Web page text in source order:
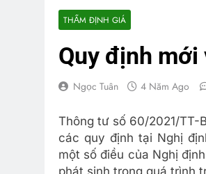
THẨM ĐỊNH GIÁ
Quy định
Ngọc Tuân 4 Năm Ago
Thông tư số 60/2021/TT-
các quy định tại Nghị
một số điều của Nghị
phát sinh trong quá trình